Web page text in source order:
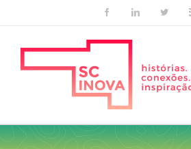
FacebookLinkedinTwitter